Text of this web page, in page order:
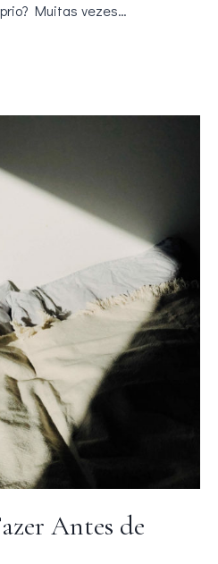
Muitas vezes…
Antes de